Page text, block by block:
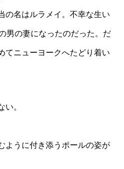
の名はルラメイ。不幸な生い
男の妻になったのだった。だ
てニューヨークへたどり着い
い。
ように付き添うポールの姿が